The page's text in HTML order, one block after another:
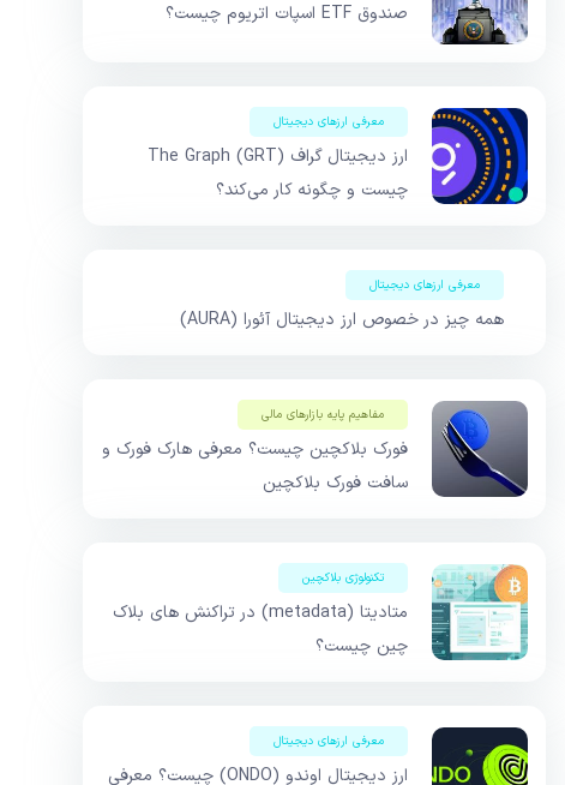
صندوق ETF اسپات اتریوم چیست؟
معرفی ارزهای دیجیتال
ارز دیجیتال گراف The Graph (GRT)
چیست و چگونه کار می‌کند؟
معرفی ارزهای دیجیتال
همه چیز در خصوص ارز دیجیتال آئورا (AURA)
مفاهیم پایه بازار‌های مالی
فورک بلاکچین چیست؟ معرفی هارک فورک و
سافت فورک بلاکچین
تکنولوژی بلاکچین
متادیتا (metadata) در تراکنش های بلاک
چین چیست؟
معرفی ارزهای دیجیتال
ارز دیجیتال اوندو (ONDO) چیست؟ معرفی